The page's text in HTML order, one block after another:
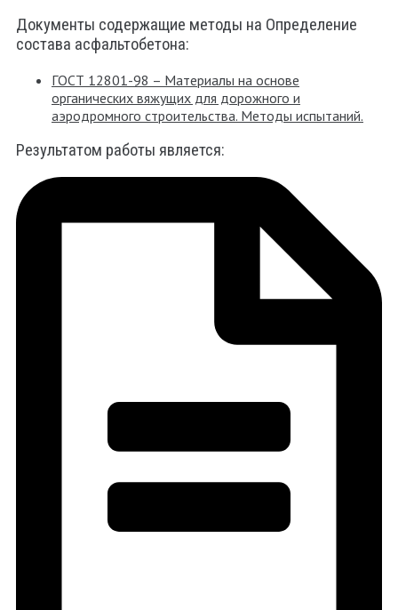
Документы содержащие методы на Определение
состава асфальтобетона:
ГОСТ 12801-98 – Материалы на основе
органических вяжущих для дорожного и
аэродромного строительства. Методы испытаний.
Результатом работы является: